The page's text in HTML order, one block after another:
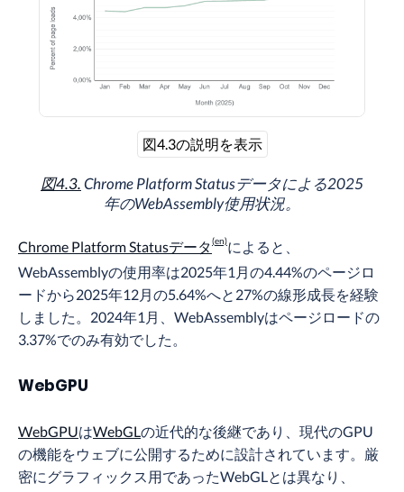
図4.3の説明を表示
図4.3.Chrome Platform Statusデータによる2025
年のWebAssembly使用状況。
Chrome Platform Statusデータ
によると、
WebAssemblyの使用率は2025年1月の4.44%のページロ
ードから2025年12月の5.64%へと27%の線形成長を経験
しました。2024年1月、WebAssemblyはページロードの
3.37%でのみ有効でした。
WebGPU
WebGPUはWebGLの近代的な後継であり、現代のGPU
の機能をウェブに公開するために設計されています。厳
密にグラフィックス用であったWebGLとは異なり、